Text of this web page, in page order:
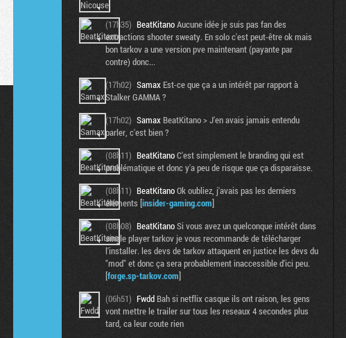
(17h35) BeatKitanoAucune idée je suis pas fan des
extractions shooter sweaty. En solo c'est peut-être ok mais
bon tarkov a une version pve maintenant (payante par
contre) donc...
(17h02) Samax Est-ce que ça a un intérêt par rapport à
Stalker GAMMA ?
(17h02) Samax BeatKitano > J'en avais jamais entendu
parler, c'est bien ?
(08h11) BeatKitanoC'est simplement le branding qui est
problématique et donc y'a peu de risque que ça disparaisse.
(08h11) BeatKitanoOk oubliez, j'avais pas les derniers
éléments [insider-gaming.com]
(08h08) BeatKitanoSi vous avez un quelconque intérêt dans
single player tarkov je vous recommande de télécharger
l'installer. les devs de tarkov attaquent en justice les devs du
"mod" et donc ça sera probablement inaccessible d'ici peu.
[forge.sp-tarkov.com]
(06h51) Fwdd Bah si netflix casque ils ont raison, les gens
vont mettre le trailer sur tous les reseaux 4 secondes plus
tard, ca leur coute rien